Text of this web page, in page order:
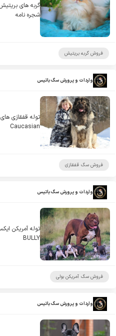
شجره نامه
فروش گربه بریتیش
واردات و پرورش سگ باتیس
توله قفقازی
Caucasian
فروش سگ قفقازی
واردات و پرورش سگ باتیس
BULLY
فروش سگ آمریکن بولی
واردات و پرورش سگ باتیس